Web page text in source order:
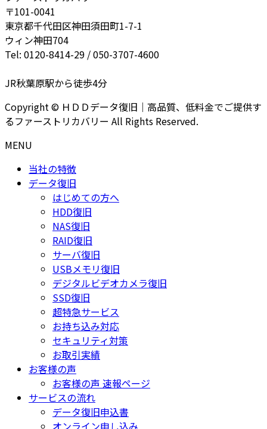
〒101-0041
東京都千代田区神田須田町1-7-1
ウィン神田704
Tel: 0120-8414-29 / 050-3707-4600
JR秋葉原駅から徒歩4分
Copyright © ＨＤＤデータ復旧｜高品質、低料金でご提供す
るファーストリカバリー All Rights Reserved.
MENU
当社の特徴
データ復旧
はじめての方へ
HDD復旧
NAS復旧
RAID復旧
サーバ復旧
USBメモリ復旧
デジタルビデオカメラ復旧
SSD復旧
超特急サービス
お持ち込み対応
セキュリティ対策
お取引実績
お客様の声
お客様の声 速報ページ
サービスの流れ
データ復旧申込書
オンライン申し込み